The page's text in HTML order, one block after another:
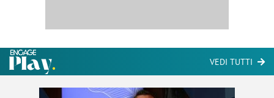
VEDI TUTTI